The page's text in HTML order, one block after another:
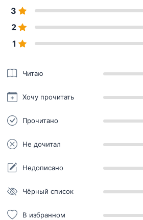
3
2
1
Читаю
Хочу прочитать
Прочитано
Не дочитал
Недописано
Чёрный список
В избранном